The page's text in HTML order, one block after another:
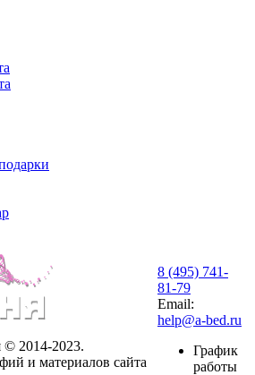
© 2014-2023.
и материалов сайта
8 (495) 741-
81-79
Email:
help@a-bed.ru
График
работы